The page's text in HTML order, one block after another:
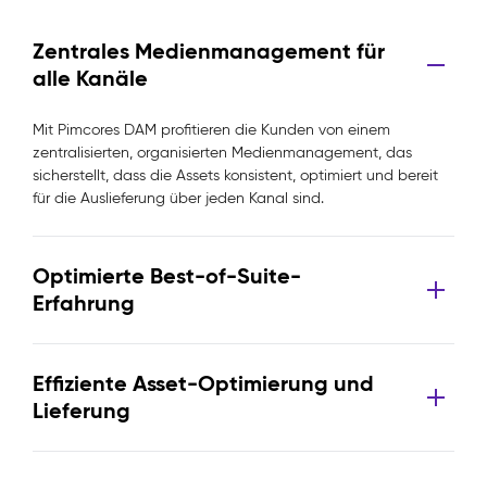
Zentrales Medienmanagement für
alle Kanäle
Mit Pimcores DAM profitieren die Kunden von einem
zentralisierten, organisierten Medienmanagement, das
sicherstellt, dass die Assets konsistent, optimiert und bereit
für die Auslieferung über jeden Kanal sind.
Optimierte Best-of-Suite-
Erfahrung
Effiziente Asset-Optimierung und
Lieferung